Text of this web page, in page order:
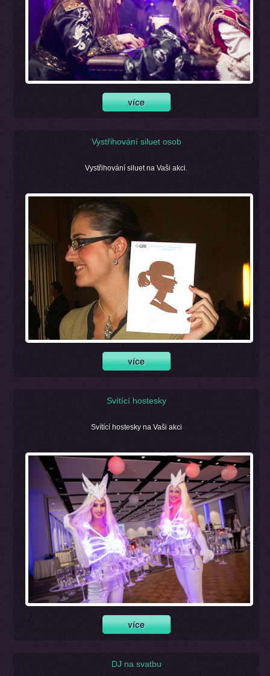
Vystřihování siluet osob
Vystřihování siluet na Vaši akci.
Svítící hostesky
Svítící hostesky na Vaši akci
DJ na svatbu